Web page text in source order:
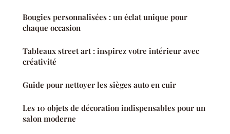
Bougies personnalisées : un éclat unique pour
chaque occasion
Tableaux street art : inspirez votre intérieur avec
créativité
Guide pour nettoyer les sièges auto en cuir
Les 10 objets de décoration indispensables pour un
salon moderne